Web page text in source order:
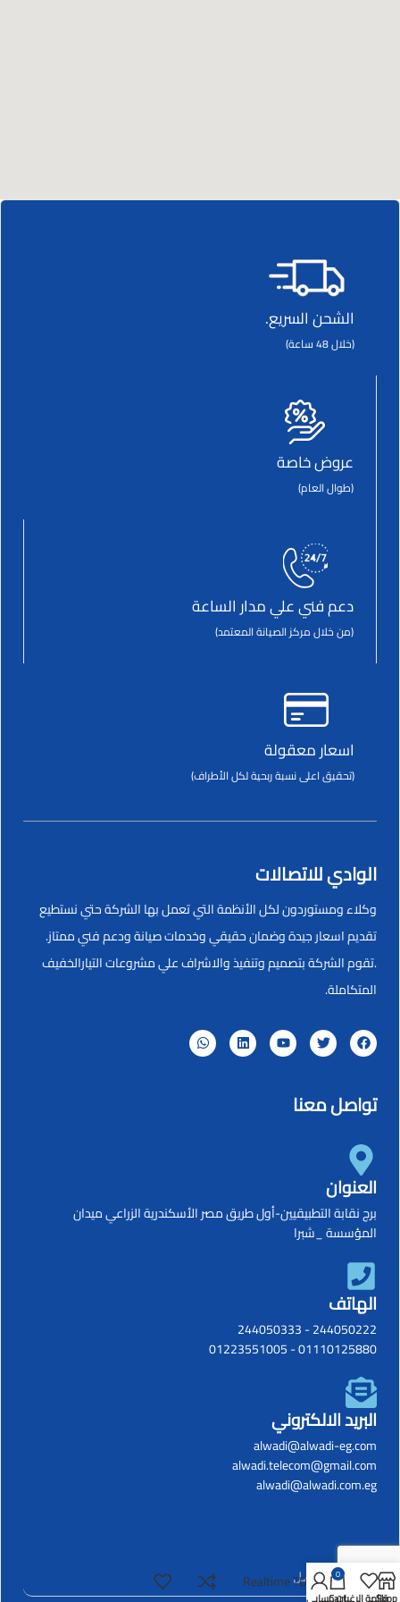
الشحن السريع.
(خلال 48 ساعة)
عروض خاصة
(طوال العام)
دعم فني علي مدار الساعة
(من خلال مركز الصيانة المعتمد)
اسعار معقولة
(تحقيق اعلى نسبة ربحية لكل الأطراف)
الوادي للاتصالات
وكلاء ومستوردون لكل الأنظمة التي تعمل بها الشركة حتي نستطيع
تقديم اسعار جيدة وضمان حقيقي وخدمات صيانة ودعم فني ممتاز.
.تقوم الشركة بتصميم وتنفيذ والاشراف علي مشروعات التيارالخفيف
المتكاملة.
تواصل معنا
العنوان
برج نقابة التطبيقيين-أول طريق مصر الأسكندرية الزراعي ميدان
المؤسسة _شبرا
الهاتف
244050222
-
244050333
01110125880
-
01223551005
البريد الالكتروني
alwadi@alwadi-eg.com
alwadi.telecom@gmail.com
alwadi@alwadi.com.eg
Realtime TDS-18D
Shopقائمة الرغبات
0
Cartحسابي